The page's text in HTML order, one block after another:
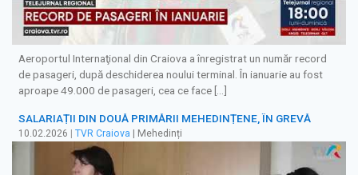
Aeroportul Internaţional din Craiova a înregistrat un număr record
de pasageri, după deschiderea noului terminal. În ianuarie au fost
aproape 49.000 de pasageri, cea ce face […]
SALARIAȚII DIN DOUĂ PRIMĂRII MEHEDINȚENE, ÎN GREVĂ
10.02.2026 | TVR Craiova | Mehedinți